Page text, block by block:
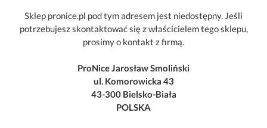
Sklep pronice.pl pod tym adresem jest niedostępny. Jeśli
potrzebujesz skontaktować się z właścicielem tego sklepu,
prosimy o kontakt z firmą.
ProNice Jarosław Smoliński
ul. Komorowicka 43
43-300 Bielsko-Biała
POLSKA